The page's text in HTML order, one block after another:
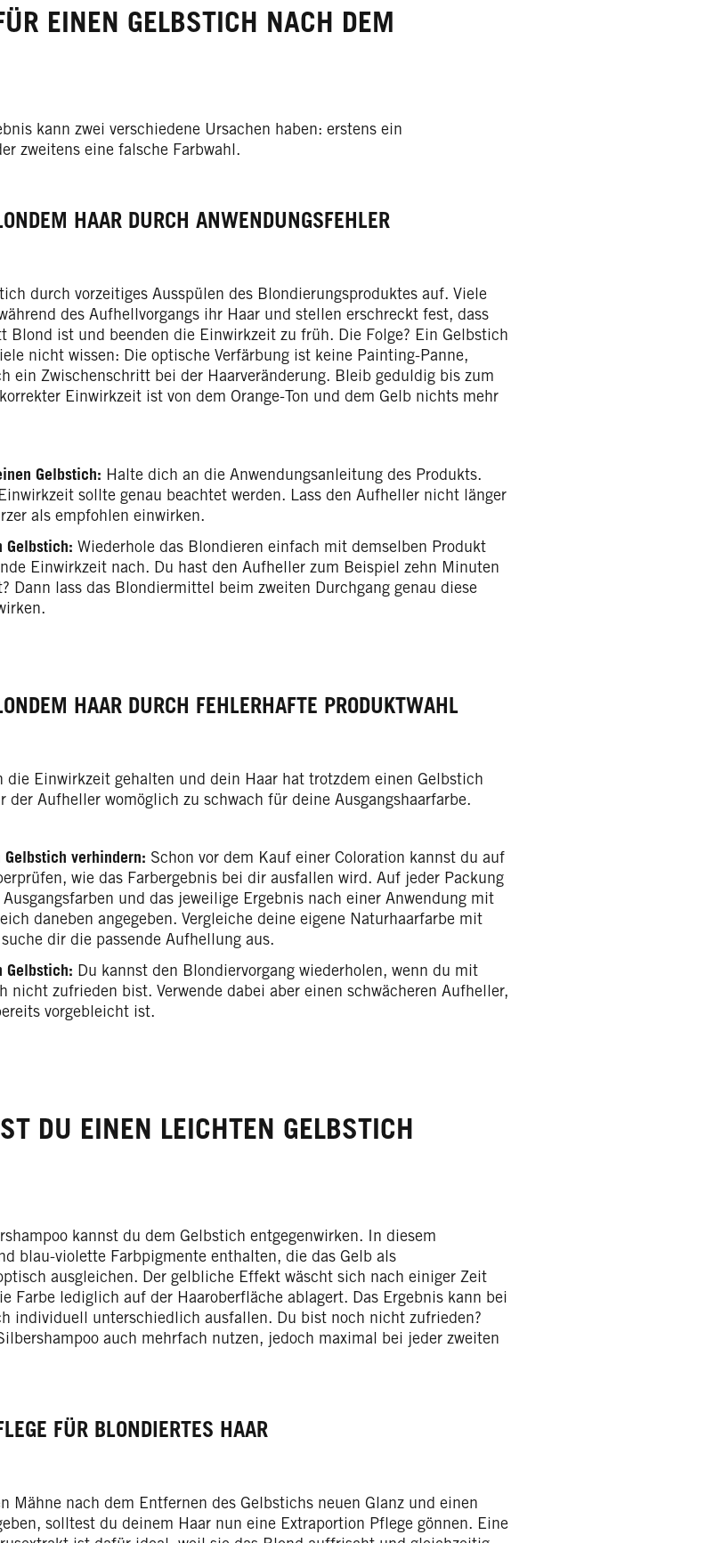
EINEN GELBSTICH NACH DEM
kann zwei verschiedene Ursachen haben: erstens ein
zweitens eine falsche Farbwahl.
HAAR DURCH ANWENDUNGSFEHLER
durch vorzeitiges Ausspülen des Blondierungsproduktes auf. Viele
des Aufhellvorgangs ihr Haar und stellen erschreckt fest, dass
Blond ist und beenden die Einwirkzeit zu früh. Die Folge? Ein Gelbstich
nicht wissen: Die optische Verfärbung ist keine Painting-Panne,
ein Zwischenschritt bei der Haarveränderung. Bleib geduldig bis zum
Einwirkzeit ist von dem Orange-Ton und dem Gelb nichts mehr
Gelbstich: Halte dich an die Anwendungsanleitung des Produkts.
sollte genau beachtet werden. Lass den Aufheller nicht länger
als empfohlen einwirken.
Gelbstich: Wiederhole das Blondieren einfach mit demselben Produkt
Einwirkzeit nach. Du hast den Aufheller zum Beispiel zehn Minuten
Dann lass das Blondiermittel beim zweiten Durchgang genau diese
HAAR DURCH FEHLERHAFTE PRODUKTWAHL
die Einwirkzeit gehalten und dein Haar hat trotzdem einen Gelbstich
der Aufheller womöglich zu schwach für deine Ausgangshaarfarbe.
verhindern: Schon vor dem Kauf einer Coloration kannst du auf
wie das Farbergebnis bei dir ausfallen wird. Auf jeder Packung
und das jeweilige Ergebnis nach einer Anwendung mit
daneben angegeben. Vergleiche deine eigene Naturhaarfarbe mit
dir die passende Aufhellung aus.
Gelbstich: Du kannst den Blondiervorgang wiederholen, wenn du mit
nicht zufrieden bist. Verwende dabei aber einen schwächeren Aufheller,
vorgebleicht ist.
DU EINEN LEICHTEN GELBSTICH
kannst du dem Gelbstich entgegenwirken. In diesem
blau-violette Farbpigmente enthalten, die das Gelb als
ausgleichen. Der gelbliche Effekt wäscht sich nach einiger Zeit
Farbe lediglich auf der Haaroberfläche ablagert. Das Ergebnis kann bei
individuell unterschiedlich ausfallen. Du bist noch nicht zufrieden?
auch mehrfach nutzen, jedoch maximal bei jeder zweiten
FÜR BLONDIERTES HAAR
Mähne nach dem Entfernen des Gelbstichs neuen Glanz und einen
solltest du deinem Haar nun eine Extraportion Pflege gönnen. Eine